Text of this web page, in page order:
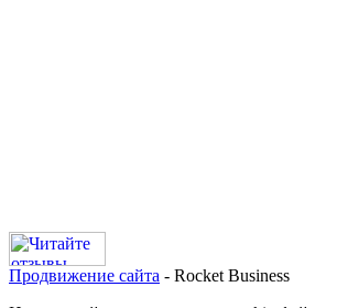
Продвижение сайта - Rocket Business